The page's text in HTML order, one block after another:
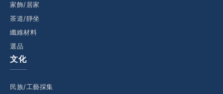
家飾/居家
茶道/靜坐
纖維材料
選品
文化
民族/工藝採集